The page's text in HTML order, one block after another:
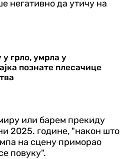
негативно да утичу на
у грло, умрла у
познате плесачице
или барем прекиду
2025. године, "након што
на сцену приморао
повуку".